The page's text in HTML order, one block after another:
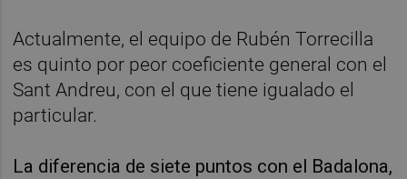
Actualmente, el equipo de Rubén Torrecilla
es quinto por peor coeficiente general con el
Sant Andreu, con el que tiene igualado el
particular.
La diferencia de siete puntos con el Badalona,